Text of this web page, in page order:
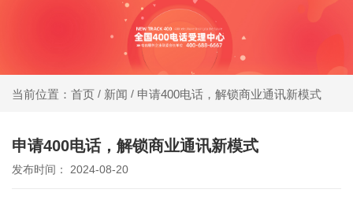
400电话受理中心
办400电话就选小轨®400，大品牌，号码
格，
当前位置：首页 / 新闻 / 申请400电话，解锁商业通讯新模式
申请400电话，解锁商业通讯新模式
发布时间： 2024-08-20